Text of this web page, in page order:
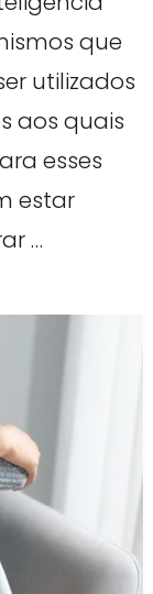
que
utilizados
aos quais
esses
estar
…